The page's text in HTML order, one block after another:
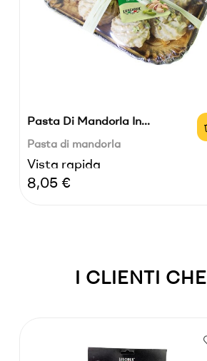
Pasta Di Mandorla In...
Pasta di mandorla
Vista rapida
Prezzo
8,05 €
I CLIENTI